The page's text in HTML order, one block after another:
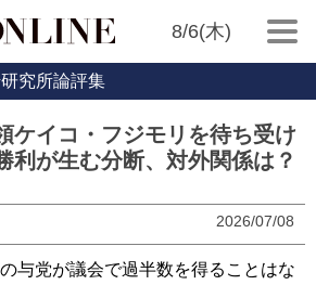
8/6(木)
究所論評集
ケイコ・フジモリを待ち受け
が生む分断、対外関係は？
2026/07/08
与党が議会で過半数を得ることはな